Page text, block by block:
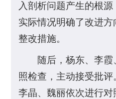
入剖析问题产生的根
实际情况明确了改进
整改措施。
随后，杨东、李
照检查，主动接受批评
李晶、魏丽依次进行